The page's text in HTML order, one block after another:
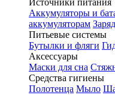
Источники питания
Аккумуляторы и
аккумуляторам
Питьевые системы
Бутылки и фляги
Аксессуары
Маски для сна
Средства гигиены
Полотенца Мыло